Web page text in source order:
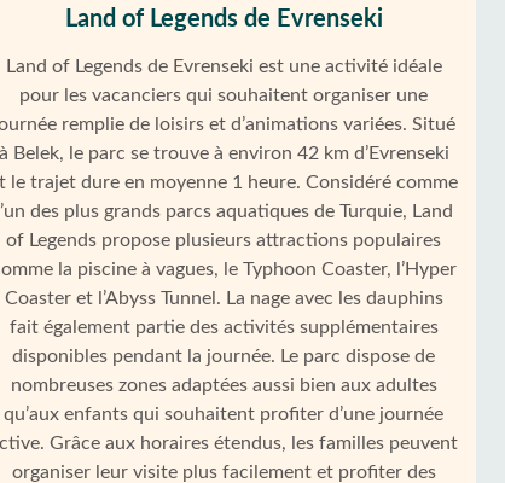
Land of Legends de Evrenseki
Land of Legends de Evrenseki est une activité idéale
pour les vacanciers qui souhaitent organiser une
remplie de loisirs et d’animations variées. Situé
à Belek, le parc se trouve à environ 42 km d’Evrenseki
le trajet dure en moyenne 1 heure. Considéré comme
l’un des plus grands parcs aquatiques de Turquie, Land
of Legends propose plusieurs attractions populaires
la piscine à vagues, le Typhoon Coaster, l’Hyper
Coaster et l’Abyss Tunnel. La nage avec les dauphins
fait également partie des activités supplémentaires
disponibles pendant la journée. Le parc dispose de
nombreuses zones adaptées aussi bien aux adultes
qu’aux enfants qui souhaitent profiter d’une journée
Grâce aux horaires étendus, les familles peuvent
organiser leur visite plus facilement et profiter des